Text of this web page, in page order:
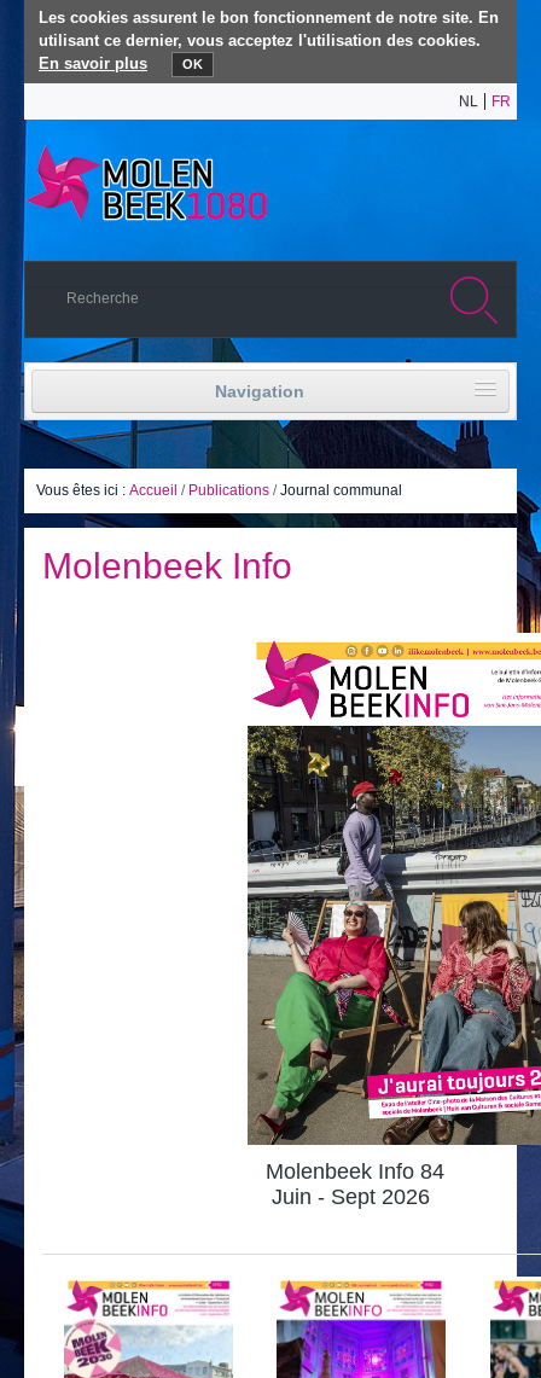
Les cookies assurent le bon fonctionnement de notre site. En
utilisant ce dernier, vous acceptez l'utilisation des cookies.
En savoir plus
OK
NL FR
Navigation
Accueil
Vie politique
E-guichet / Prendre RDV
Vous êtes ici : Accueil / Publications /Journal communal
Molenbeek Info
Molenbeek Info 84
Juin - Sept 2026